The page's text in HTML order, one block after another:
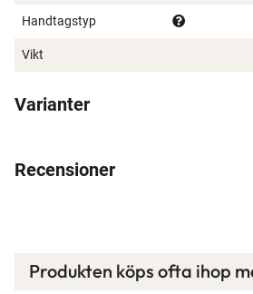
Bättre priser, fri frakt på alla
varje månad och mycket mer.
Handtagstyp
Vikt
Varianter
Recensioner
Produkten köps ofta ihop